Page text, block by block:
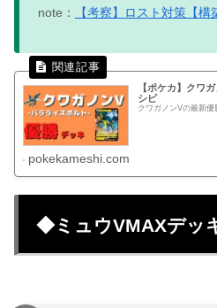
note： 【考察】ロスト対策【構
【ポケカ】クワ
シピ
クワガノンVの最新優
pokekameshi.com
◆ミュウVMAXデッ